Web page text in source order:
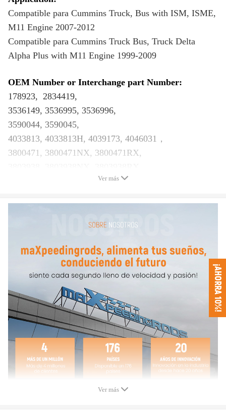
Compatible para Cummins Truck, Bus with ISM, ISME,
M11 Engine 2007-2012
Compatible para Cummins Truck Bus, Truck Delta
Alpha Plus with M11 Engine 1999-2009
OEM Number or Interchange part Number:
178923, 2834419,
3536149, 3536995, 3536996,
3590044, 3590045,
4033813, 4033813H, 4039173, 4046031，
3800471, 3800471NX, 3800471RX,
IND: 62,90
Turbina:
Ajuste: 0. 93
T/A: .88
IND: 86,40
EXD: 77.80
Especificación de rosca: M16 x 18,56
Diámetro del orificio de retorno de aceite: 20 MM
Turbo modelo: HX55
Motor: M11, ISMO, ISME 380 20, B5.9-C, ISME Euro-
Ver más
Ver más
¡AHORRA 10%!